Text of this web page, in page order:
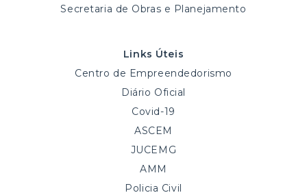
Secretaria de Obras e Planejamento
Links Úteis
Centro de Empreendedorismo
Diário Oficial
Covid-19
ASCEM
JUCEMG
AMM
Policia Civil